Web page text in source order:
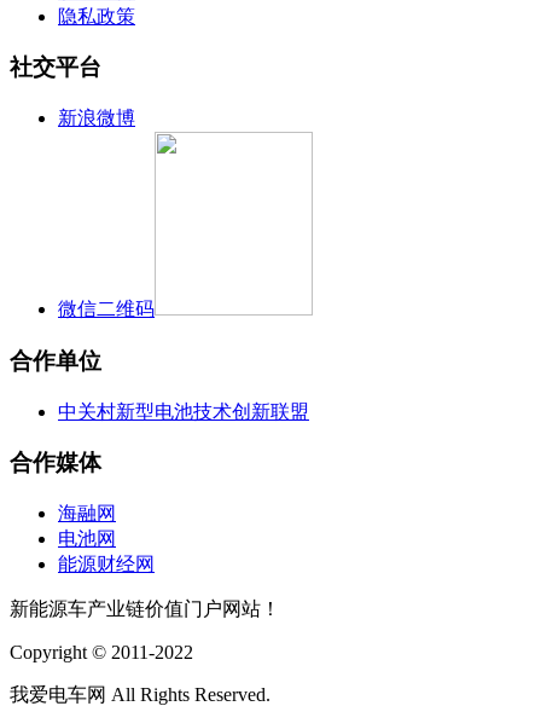
隐私政策
社交平台
新浪微博
微信二维码
合作单位
中关村新型电池技术创新联盟
合作媒体
海融网
电池网
能源财经网
新能源车产业链价值门户网站！
Copyright © 2011-2022
我爱电车网 All Rights Reserved.